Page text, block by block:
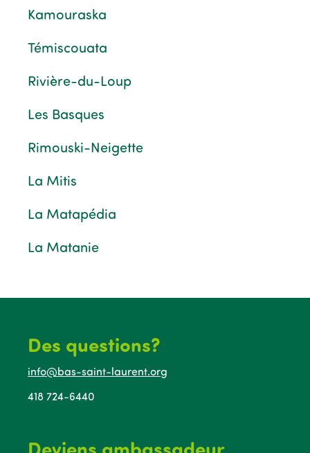
Kamouraska
Témiscouata
Rivière-du-Loup
Les Basques
Rimouski-Neigette
La Mitis
La Matapédia
La Matanie
Des questions?
info@bas-saint-laurent.org
418 724-6440